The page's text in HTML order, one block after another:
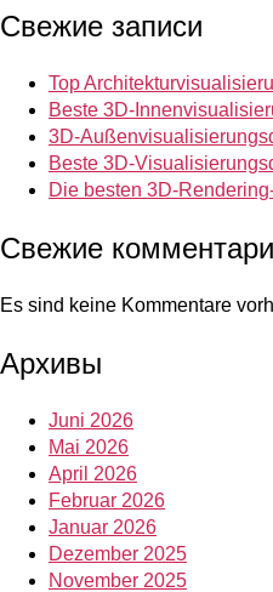
Свежие записи
Top
Beste 3D-
3D-
Beste 3D-
Die besten 3D-
Свежие
Es sind keine Kommentare
Архивы
Juni 2026
Mai 2026
April 2026
Februar 2026
Januar 2026
Dezember 2025
November 2025